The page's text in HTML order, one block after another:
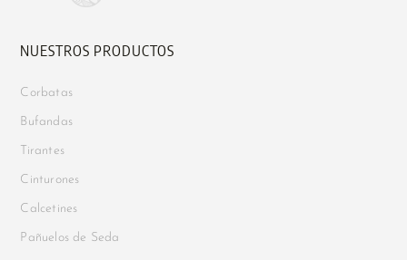
NUESTROS PRODUCTOS
Corbatas
Bufandas
Tirantes
Cinturones
Calcetines
Pañuelos de Seda